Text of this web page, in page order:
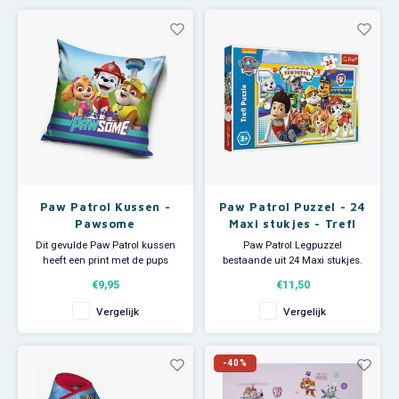
de kinderkamer i
Paw Patrol Kussen -
Pawsome
Dit gevulde Paw Patrol kussen
heeft een print met de pups
Dubbelzijdig bedrukt. Materiaal:
100 % polyester. Afmeting ca: 40
x 40 cm Maakt de Paw Patrol
kinderkamer helemaal áf !
€9,95
Vergelijk
Paw Patrol Puzzel - 24
Maxi stukjes - Trefl
Paw Patrol Legpuzzel
bestaande uit 24 Maxi stukjes.
heeft 24 grote stukken die
gemaakt zijn van extra stevig
karton. Afmeting puzzel: 60 x 40
cm. Leeftijdsadvies: 3+
€11,50
Vergelijk
-40%